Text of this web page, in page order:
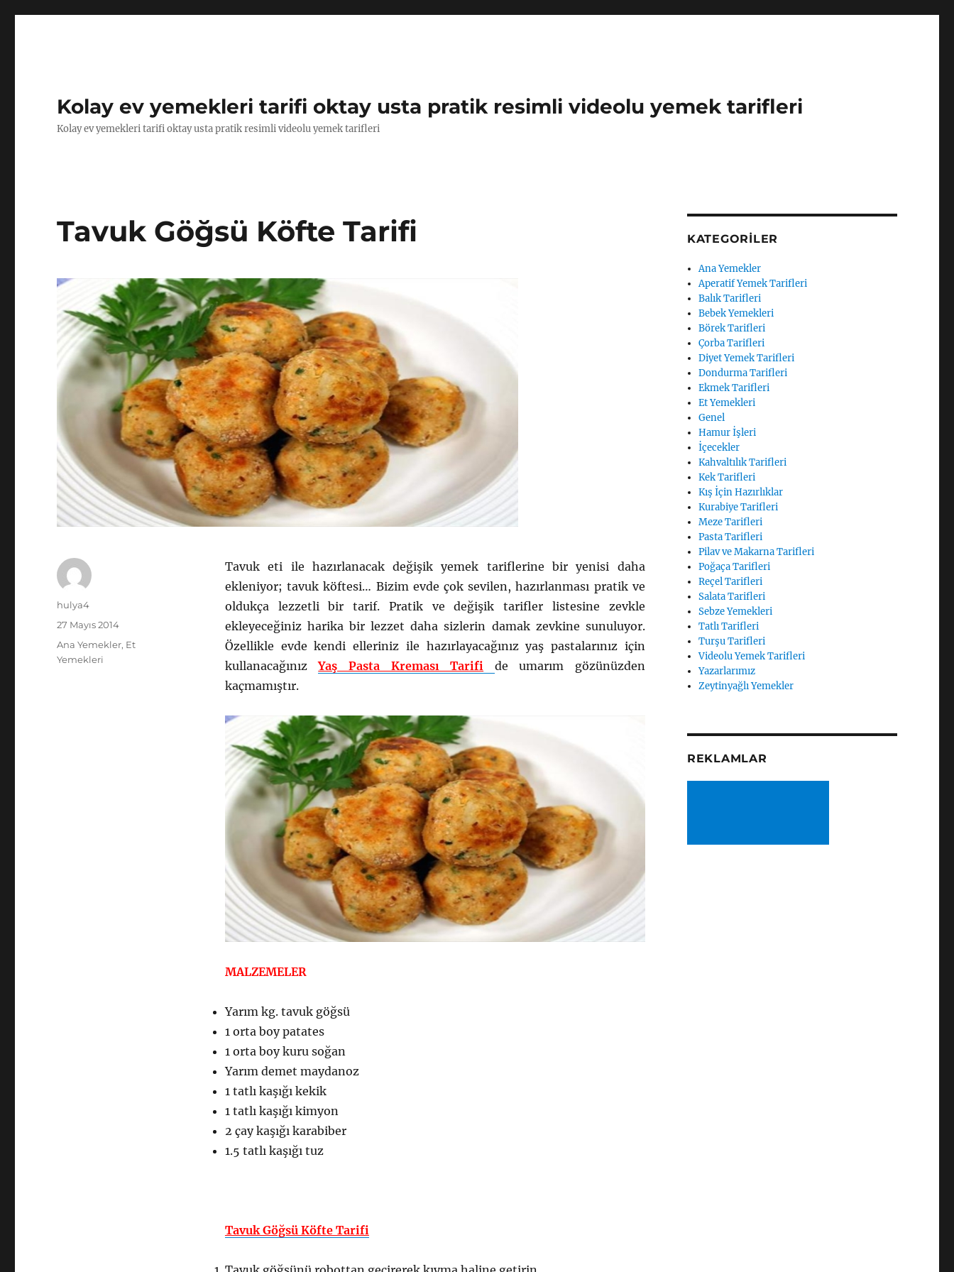
Kolay ev yemekleri tarifi oktay usta pratik resimli videolu yemek tarifleri
Kolay ev yemekleri tarifi oktay usta pratik resimli videolu yemek tarifleri
Tavuk Göğsü Köfte Tarifi
Tavuk eti ile hazırlanacak değişik yemek tariflerine bir yenisi daha
ekleniyor; tavuk köftesi… Bizim evde çok sevilen, hazırlanması pratik ve
oldukça lezzetli bir tarif. Pratik ve değişik tarifler listesine zevkle
ekleyeceğiniz harika bir lezzet daha sizlerin damak zevkine sunuluyor.
Özellikle evde kendi elleriniz ile hazırlayacağınız yaş pastalarınız için
kullanacağınızYaş Pasta Kreması Tarifi
de umarım gözünüzden
kaçmamıştır.
MALZEMELER
Yarım kg. tavuk göğsü
1 orta boy patates
1 orta boy kuru soğan
Yarım demet maydanoz
1 tatlı kaşığı kekik
1 tatlı kaşığı kimyon
2 çay kaşığı karabiber
1.5 tatlı kaşığı tuz
Tavuk Göğsü Köfte Tarifi
Yazar
hulya4
Yayın
27 Mayıs 2014
Kategoriler
Ana Yemekler, Et
Yemekleri
KATEGORILER
Ana Yemekler
Aperatif Yemek Tarifleri
Balık Tarifleri
Bebek Yemekleri
Börek Tarifleri
Çorba Tarifleri
Diyet Yemek Tarifleri
Dondurma Tarifleri
Ekmek Tarifleri
Et Yemekleri
Genel
Hamur İşleri
İçecekler
Kahvaltılık Tarifleri
Kek Tarifleri
Kış İçin Hazırlıklar
Kurabiye Tarifleri
Meze Tarifleri
Pasta Tarifleri
Pilav ve Makarna Tarifleri
Poğaça Tarifleri
Reçel Tarifleri
Salata Tarifleri
Sebze Yemekleri
Tatlı Tarifleri
Turşu Tarifleri
Videolu Yemek Tarifleri
Yazarlarımız
Zeytinyağlı Yemekler
REKLAMLAR